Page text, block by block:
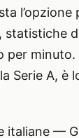
l’opzione
statistiche
per minuto.
Serie A, è
italiane —